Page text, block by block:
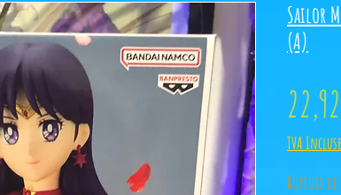
Sailor
(A)
TVA Incluse
Rupture